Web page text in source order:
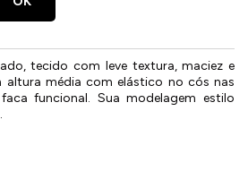
tecido com leve textura, maciez e
média com elástico no cós nas
funcional. Sua modelagem estilo